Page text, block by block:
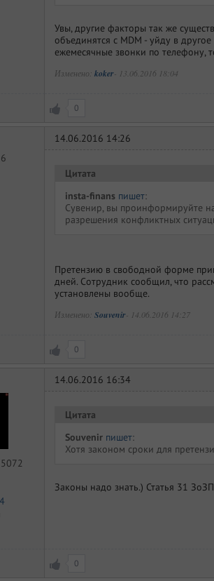
Увы, другие факторы так же
объединятся с MDM - уйду в
ежемесячные звонки по телефону,
Изменено: koker- 13.06.2016 18:04
0
14.06.2016 14:26
Цитата
insta-finans пишет:
Сувенир, вы проинформируйте
разрешения конфликтных
Претензию в свободной форме
дней. Сотрудник сообщил, что
установлены вообще.
Изменено: Souvenir- 14.06.2016 14:27
0
14.06.2016 16:34
Цитата
Souvenir пишет:
Хотя законом сроки для
Законы надо знать.) Статья 31
0